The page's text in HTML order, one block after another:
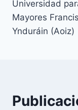
de
entradas
Universidad
Mayores
Ynduráin (Aoiz)